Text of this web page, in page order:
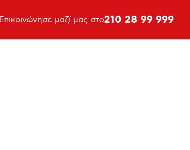
Επικοινώνησε μαζί μας στο210 28 99 999